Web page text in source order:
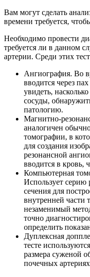
Вам могут сделать
времени требуется,
Необходимо провести
требуется ли в данном
артерии. Среди этих
Ангиография. Во
вводится через
увидеть,
сосуды,
патологию.
Магнитно-
аналогичен
томографии, в
для создания
резонансной
вводится в кровь,
Компьютерная
Использует серию
сечения для
внутренней части
незаменимый
точно
определить
Дуплексная
тесте
размера суженой
почечных